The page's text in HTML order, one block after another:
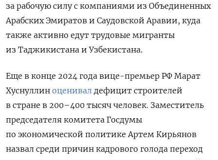
за рабочую силу с компаниями из Объединенных
Арабских Эмиратов и Саудовской Аравии, куда
также активно едут трудовые мигранты
из Таджикистана и Узбекистана.
Еще в конце 2024 года вице-премьер РФ Марат
Хуснуллин оценивал дефицит строителей
в стране в 200–400 тысяч человек. Заместитель
председателя комитета Госдумы
по экономической политике Артем Кирьянов
назвал среди причин кадрового голода переход